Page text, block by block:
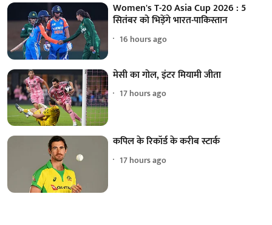
Women's T-20 Asia Cup 2026 : 5
सितंबर को भिड़ेंगे भारत-पाकिस्तान
16 hours ago
मेसी का गोल, इंटर मियामी जीता
17 hours ago
कपिल के रिकॉर्ड के करीब स्टार्क
17 hours ago